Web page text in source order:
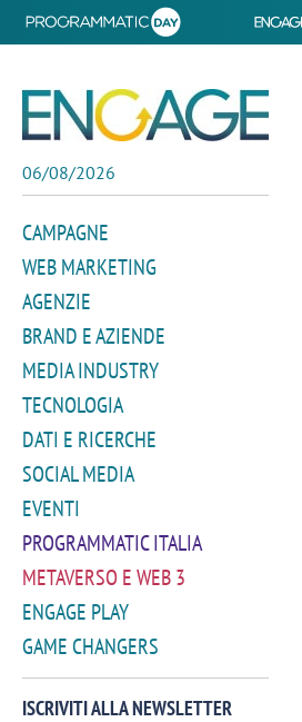
06/08/2026
CAMPAGNE
WEB MARKETING
AGENZIE
BRAND E AZIENDE
MEDIA INDUSTRY
TECNOLOGIA
DATI E RICERCHE
SOCIAL MEDIA
EVENTI
PROGRAMMATIC ITALIA
METAVERSO E WEB 3
ENGAGE PLAY
GAME CHANGERS
ISCRIVITI ALLA NEWSLETTER